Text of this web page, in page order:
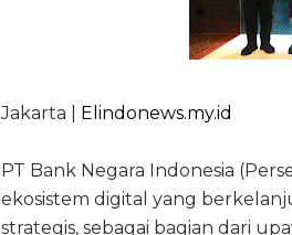
Jakarta | Elindonews.my.id
PT Bank Negara Indonesia
ekosistem digital yang
strategis, sebagai bagian dari